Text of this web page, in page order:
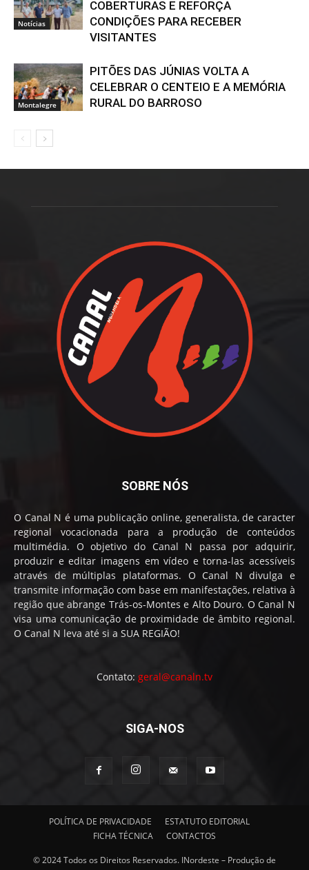
Notícias
COBERTURAS E REFORÇA
CONDIÇÕES PARA RECEBER
VISITANTES
Montalegre
PITÕES DAS JÚNIAS VOLTA A
CELEBRAR O CENTEIO E A MEMÓRIA
RURAL DO BARROSO
SOBRE NÓS
O Canal N é uma publicação online, generalista, de caracter
regional vocacionada para a produção de conteúdos
multimédia. O objetivo do Canal N passa por adquirir,
produzir e editar imagens em vídeo e torna-las acessíveis
através de múltiplas plataformas. O Canal N divulga e
transmite informação com base em manifestações, relativa à
região que abrange Trás-os-Montes e Alto Douro. O Canal N
visa uma comunicação de proximidade de âmbito regional.
O Canal N leva até si a SUA REGIÃO!
Contato: geral@canaln.tv
SIGA-NOS
POLÍTICA DE PRIVACIDADE
ESTATUTO EDITORIAL
FICHA TÉCNICA
CONTACTOS
© 2024 Todos os Direitos Reservados. INordeste – Produção de